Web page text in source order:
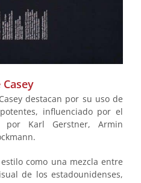
destacan por su uso de
influenciado por el
por Karl Gerstner, Armin
como una mezcla entre
de los estadounidenses,